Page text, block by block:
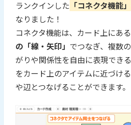
ランクインした 「コネクタ機能」
なりました！
コネクタ機能は、カード上にあ
の「線・矢印」 でつなぎ、複数
がりや関係性を自由に表現でき
をカード上のアイテムに近づけ
や辺とつなげることができます。